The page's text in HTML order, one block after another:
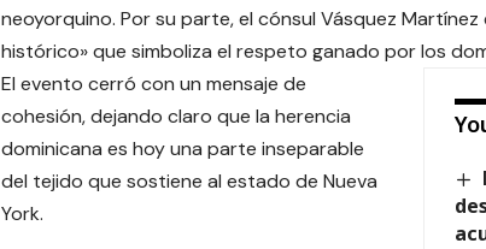
neoyorquino. Por su parte, el cónsul Vásquez
histórico» que simboliza el respeto ganado por los
El evento cerró con un mensaje de
cohesión, dejando claro que la herencia
dominicana es hoy una parte inseparable
del tejido que sostiene al estado de Nueva
York.